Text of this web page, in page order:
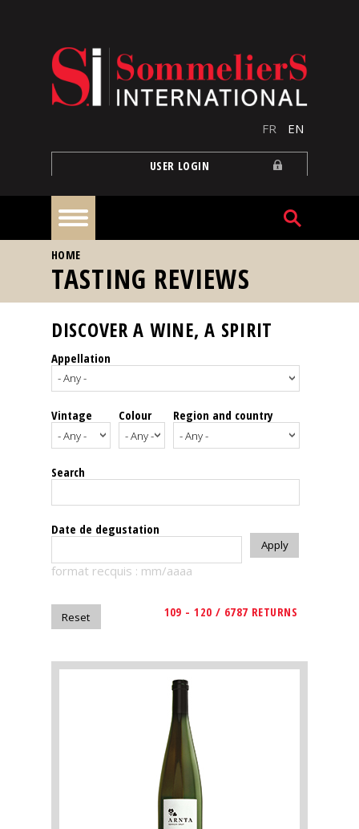
FR EN
USER LOGIN
Home
Our
events
Spirits
Tasting
reviews
The
magazine
Magazine
YOU ARE HERE
HOME
TASTING REVIEWS
DISCOVER A WINE, A SPIRIT
Appellation
Vintage Colour Region and country
Search
Date de degustation
format recquis : mm/aaaa
109 - 120 / 6787 RETURNS